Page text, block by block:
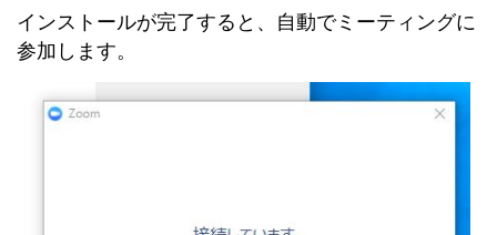
インストールが完了すると、自動でミーティングに
参加します。